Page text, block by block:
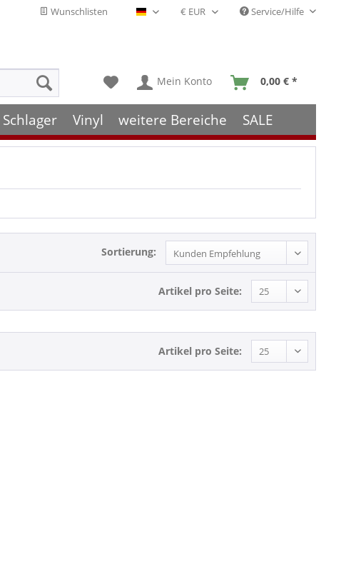
Wunschlisten Deutsch - DE Service/Hilfe
Mein Konto 0,00 € *
Schlager Vinyl weitere Bereiche SALE
Sortierung:
Artikel pro Seite:
Artikel pro Seite: